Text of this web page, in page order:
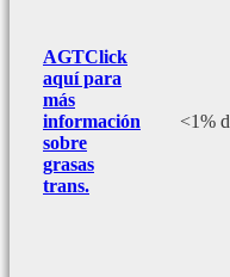
AGTClick
aquí para
más
información
sobre
grasas
trans.
<1%